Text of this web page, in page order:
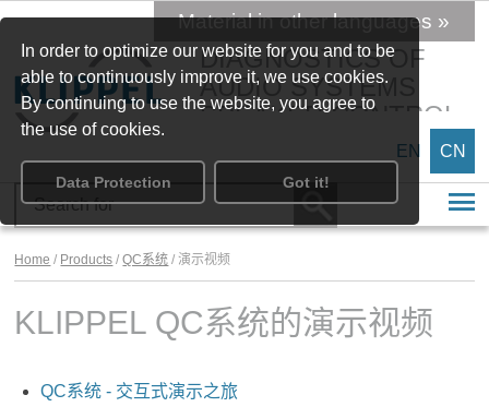
In order to optimize our website for you and to be
able to continuously improve it, we use cookies.
By continuing to use the website, you agree to
the use of cookies.
Data Protection Got it!
DIAGNOSTICS OF
AUDIO SYSTEMS
SPEAKER CONTROL
Material in other languages »
EN CN
Home / Products /QC系统 / 演示视频
KLIPPEL QC系统的演示视频
QC系统 - 交互式演示之旅